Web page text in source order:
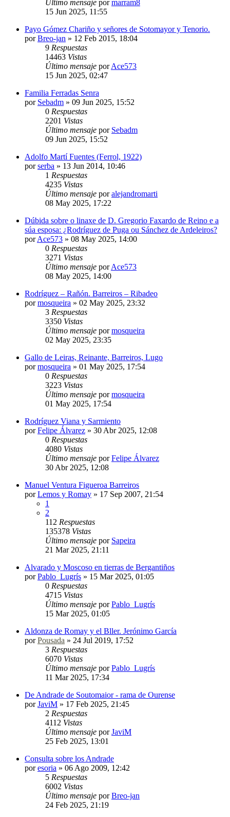
Último mensaje pormarram8
15 Jun 2025, 11:55
Payo Gómez Chariño y señores de Sotomayor y Tenorio.
porBreo-jan » 12 Feb 2015, 18:04
9 Respuestas
14463 Vistas
Último mensaje porAce573
15 Jun 2025, 02:47
Familia Ferradas Senra
por Sebadm » 09 Jun 2025, 15:52
0 Respuestas
2201 Vistas
Último mensaje por Sebadm
09 Jun 2025, 15:52
Adolfo Martí Fuentes (Ferrol, 1922)
porserba » 13 Jun 2014, 10:46
1 Respuestas
4235 Vistas
Último mensaje poralejandromarti
08 May 2025, 17:22
Dúbida sobre o linaxe de D. Gregorio Faxardo de Reino e a
súa esposa: ¿Rodríguez de Puga ou Sánchez de Ardeleiros?
porAce573 » 08 May 2025, 14:00
0 Respuestas
3271 Vistas
Último mensaje porAce573
08 May 2025, 14:00
Rodríguez – Rañón. Barreiros – Ribadeo
pormosqueira » 02 May 2025, 23:32
3 Respuestas
3350 Vistas
Último mensaje pormosqueira
02 May 2025, 23:35
Gallo de Leiras, Reinante, Barreiros, Lugo
pormosqueira » 01 May 2025, 17:54
0 Respuestas
3223 Vistas
Último mensaje pormosqueira
01 May 2025, 17:54
Rodríguez Viana y Sarmiento
porFelipe Álvarez » 30 Abr 2025, 12:08
0 Respuestas
4080 Vistas
Último mensaje porFelipe Álvarez
30 Abr 2025, 12:08
Manuel Ventura Figueroa Barreiros
porLemos y Romay » 17 Sep 2007, 21:54
1
2
112 Respuestas
135378 Vistas
Último mensaje por Sapeira
21 Mar 2025, 21:11
Alvarado y Moscoso en tierras de Bergantiños
porPablo_Lugrís » 15 Mar 2025, 01:05
0 Respuestas
4715 Vistas
Último mensaje porPablo_Lugrís
15 Mar 2025, 01:05
Aldonza de Romay y el Bller. Jerónimo García
porPousada » 24 Jul 2019, 17:52
3 Respuestas
6070 Vistas
Último mensaje porPablo_Lugrís
11 Mar 2025, 17:34
De Andrade de Soutomaior - rama de Ourense
porJaviM » 17 Feb 2025, 21:45
2 Respuestas
4112 Vistas
Último mensaje porJaviM
25 Feb 2025, 13:01
Consulta sobre los Andrade
poresoria » 06 Ago 2009, 12:42
5 Respuestas
6002 Vistas
Último mensaje porBreo-jan
24 Feb 2025, 21:19